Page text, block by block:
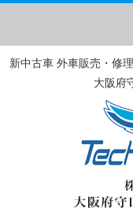
新中古車 外車販売・修
大阪府